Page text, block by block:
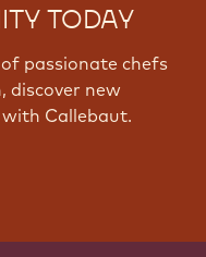
TODAY
passionate chefs
discover new
Callebaut.